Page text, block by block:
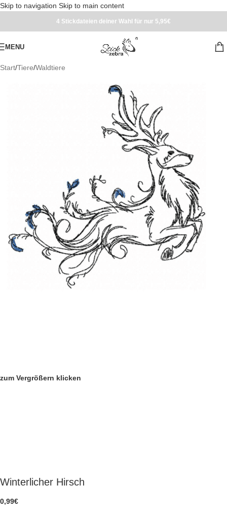
Skip to navigation Skip to main content
4 Stickdateien deiner Wahl für nur 5,95€
MENU
Start/Tiere/Waldtiere
zum Vergrößern klicken
Winterlicher Hirsch
0,99€